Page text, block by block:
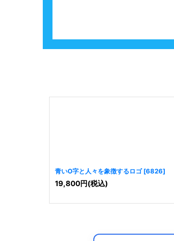
青いO字と人々を象徴するロゴ [6826]
19,800円(税込)